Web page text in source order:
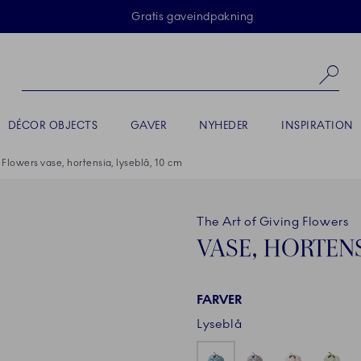
Skip Navigation
Gratis gaveindpakning
DÉCOR OBJECTS GAVER NYHEDER INSPIRATION
vase, hortensia, lyseblå, 10 cm
The Art of Giving Flowers
VASE,
FARVER
Lyseblå